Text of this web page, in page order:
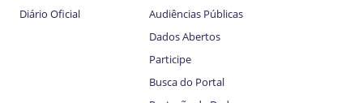
Diário Oficial
Audiências Públicas
Dados Abertos
Participe
Busca do Portal